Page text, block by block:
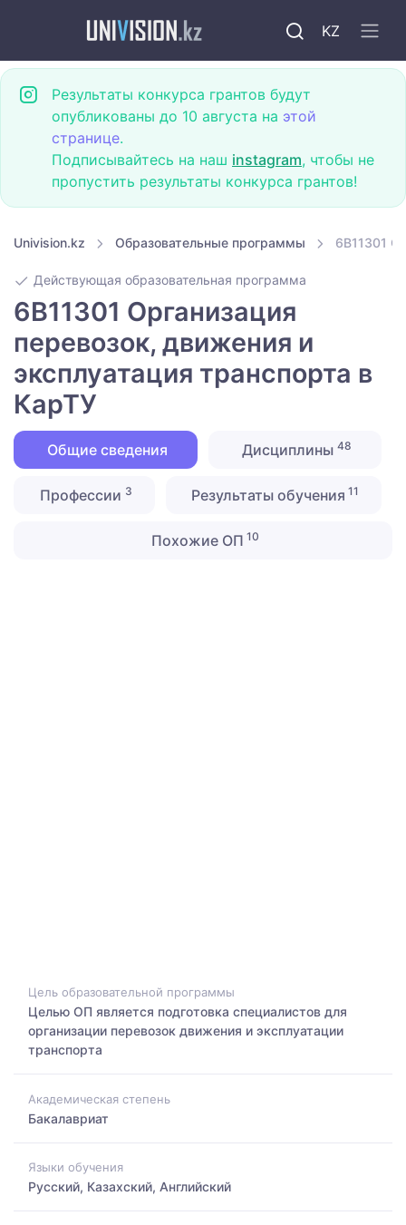
KZ
Результаты конкурса грантов будут
опубликованы до 10 августа на этой
странице.
Подписывайтесь на наш instagram, чтобы не
пропустить результаты конкурса грантов!
Univision.kz Образовательные программы 6B11301
Действующая образовательная программа
6B11301 Организация
перевозок, движения и
эксплуатация транспорта в
КарТУ
Общие сведения Дисциплины 48
Профессии 3 Результаты обучения 11
Похожие ОП 10
Цель образовательной программы
Целью ОП является подготовка специалистов для
организации перевозок движения и эксплуатации
транспорта
Академическая степень
Бакалавриат
Языки обучения
Русский, Казахский, Английский